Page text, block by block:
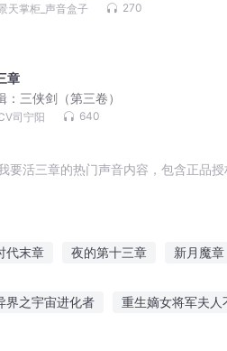
播精品
天掌柜_声音盒子 270
章
： 三侠剑（第三卷）
司宁阳 640
要活三章的热门声音内容，包含正品
代末章 夜的第十三章 新月魔章
界之宇宙进化者 重生嫡女将军夫人